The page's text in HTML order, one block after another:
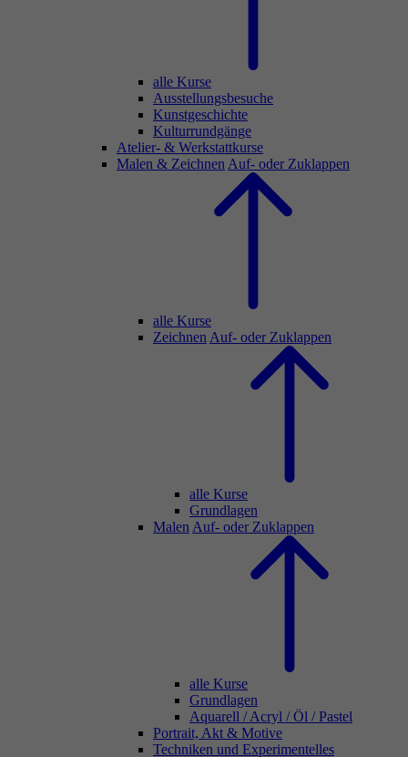
alle Kurse
Ausstellungsbesuche
Kunstgeschichte
Kulturrundgänge
Atelier- & Werkstattkurse
Malen & Zeichnen Auf- oder Zuklappen
alle Kurse
Zeichnen Auf- oder Zuklappen
alle Kurse
Grundlagen
Malen Auf- oder Zuklappen
alle Kurse
Grundlagen
Aquarell / Acryl / Öl / Pastel
Portrait, Akt & Motive
Techniken und Experimentelles